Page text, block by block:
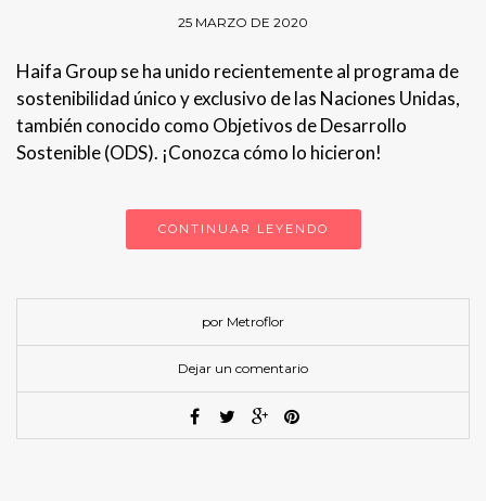
25 MARZO DE 2020
Haifa Group se ha unido recientemente al programa de
sostenibilidad único y exclusivo de las Naciones Unidas,
también conocido como Objetivos de Desarrollo
Sostenible (ODS). ¡Conozca cómo lo hicieron!
CONTINUAR LEYENDO
por Metroflor
Dejar un comentario